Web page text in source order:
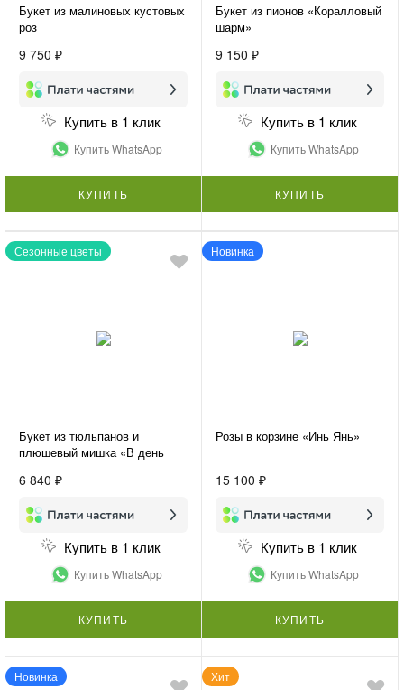
Букет из малиновых кустовых
роз
9 750 ₽
Купить в 1 клик
Купить WhatsApp
КУПИТЬ
Букет из пионов «Коралловый
шарм»
9 150 ₽
Купить в 1 клик
Купить WhatsApp
КУПИТЬ
Сезонные цветы
Букет из тюльпанов и
плюшевый мишка «В день
6 840 ₽
Купить в 1 клик
Купить WhatsApp
КУПИТЬ
Новинка
Розы в корзине «Инь Янь»
15 100 ₽
Купить в 1 клик
Купить WhatsApp
КУПИТЬ
Новинка Хит